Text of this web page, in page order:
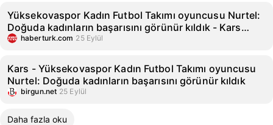
Yüksekovaspor Kadın Futbol Takımı oyuncusu Nurtel:
Doğuda kadınların başarısını görünür kıldık - Kars
Haberleri
haberturk.com 25 Eylül
Kars - Yüksekovaspor Kadın Futbol Takımı oyuncusu
Nurtel: Doğuda kadınların başarısını görünür kıldık
birgun.net 25 Eylül
Daha fazla oku